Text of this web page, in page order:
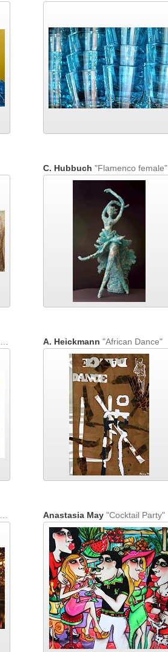
C. Hubbuch "Flamenco female"
A. Heickmann "African Dance"
Anastasia May"Cocktail Party"